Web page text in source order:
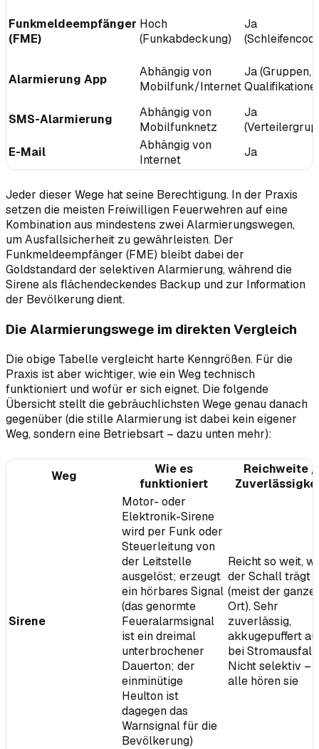
Funkmeldeempfänger
(FME)
Hoch
(Funkabdeckung)
Ja
Alarmierung App
Abhängig von
Mobilfunk/Internet
Ja (Gruppen,
SMS-Alarmierung
Abhängig von
Mobilfunknetz
Ja
E-Mail
Abhängig von
Internet
Ja
Jeder dieser Wege hat seine Berechtigung. In der Praxis
setzen die meisten Freiwilligen Feuerwehren auf eine
Kombination aus mindestens zwei Alarmierungswegen,
um Ausfallsicherheit zu gewährleisten. Der
Funkmeldeempfänger (FME) bleibt dabei der
Goldstandard der selektiven Alarmierung, während die
Sirene als flächendeckendes Backup und zur Information
der Bevölkerung dient.
Die Alarmierungswege im direkten Vergleich
Die obige Tabelle vergleicht harte Kenngrößen. Für die
Praxis ist aber wichtiger,wieein Weg technisch
funktioniert undwofür er sich eignet. Die folgende
Übersicht stellt die gebräuchlichsten Wege genau danach
gegenüber (diestille Alarmierung ist dabei kein eigener
Weg, sondern eine Betriebsart – dazu unten mehr):
Weg
Wie es
funktioniert
Reichweite /
Sirene
Motor- oder
Elektronik-Sirene
wird per Funk oder
Steuerleitung von
der Leitstelle
ausgelöst; erzeugt
ein hörbares Signal
(das genormte
Feueralarmsignal
ist ein dreimal
unterbrochener
Dauerton; der
einminütige
Heulton ist
dagegen das
Warnsignal für die
Bevölkerung)
Reicht so weit,
der Schall trägt
(meist der ganze
Ort). Sehr
zuverlässig,
akkugepuffert
bei Stromausfall.
Nicht selektiv –
alle hören sie